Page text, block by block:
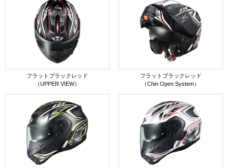
フラットブラックレッド
（UPPER VIEW）
フラットブラックレッド
（Chin Open System）